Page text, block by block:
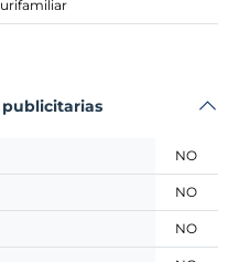
publicitarias
NO
NO
NO